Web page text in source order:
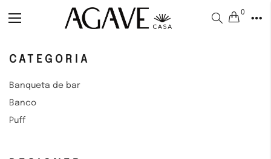
Alternar
0
CATEGORIA
Banqueta de bar
Banco
Puff